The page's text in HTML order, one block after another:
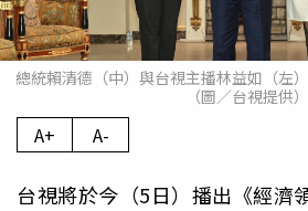
總統賴清德（中）與台視主播林益如（左
（圖／台視提供）
A+ A-
台視將於今（5日）播出《經濟